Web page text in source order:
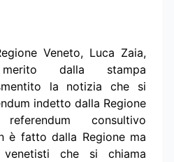
Veneto, Luca Zaia,
dalla stampa
la notizia che si
indetto dalla Regione
consultivo
è fatto dalla Regione ma
che si chiama